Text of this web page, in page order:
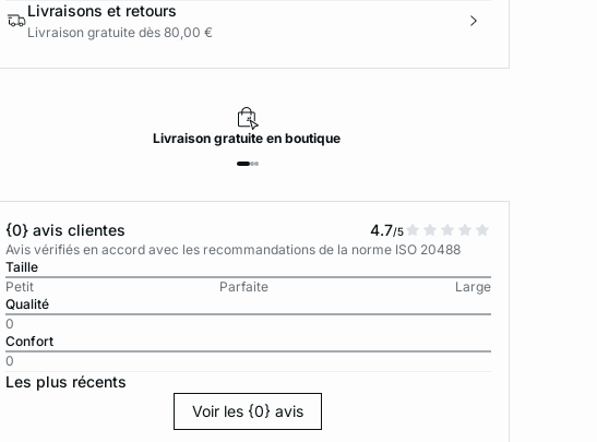
Livraisons et retours
Livraison gratuite dès 80,00 €
Livraison gratuite en boutique
{0} avis clientes 4.7/5
Avis vérifiés en accord avec les recommandations de la norme ISO 20488
Taille
Petit
Parfaite
Large
Qualité
0
Confort
0
Les plus récents
Voir les {0} avis